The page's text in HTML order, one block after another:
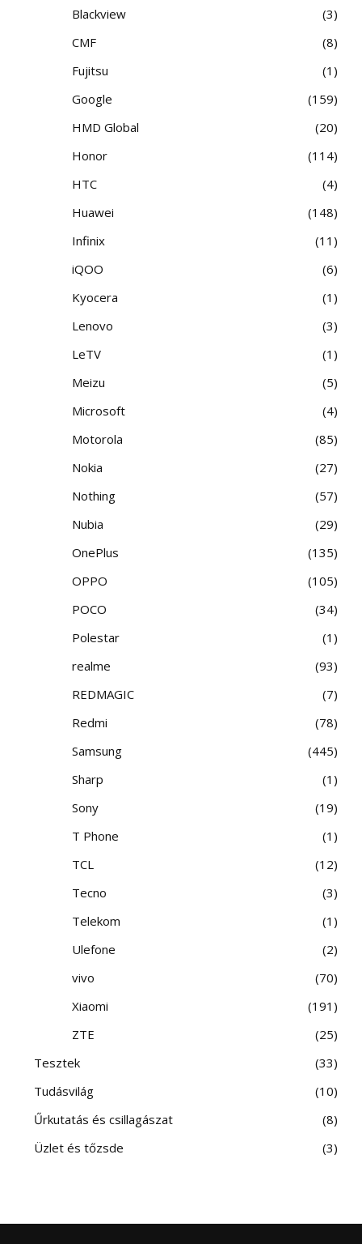
Blackview
3
CMF
8
Fujitsu
1
Google
159
HMD Global
20
Honor
114
HTC
4
Huawei
148
Infinix
11
iQOO
6
Kyocera
1
Lenovo
3
LeTV
1
Meizu
5
Microsoft
4
Motorola
85
Nokia
27
Nothing
57
Nubia
29
OnePlus
135
OPPO
105
POCO
34
Polestar
1
realme
93
REDMAGIC
7
Redmi
78
Samsung
445
Sharp
1
Sony
19
T Phone
1
TCL
12
Tecno
3
Telekom
1
Ulefone
2
vivo
70
Xiaomi
191
ZTE
25
Tesztek
33
Tudásvilág
10
Űrkutatás és csillagászat
8
Üzlet és tőzsde
3